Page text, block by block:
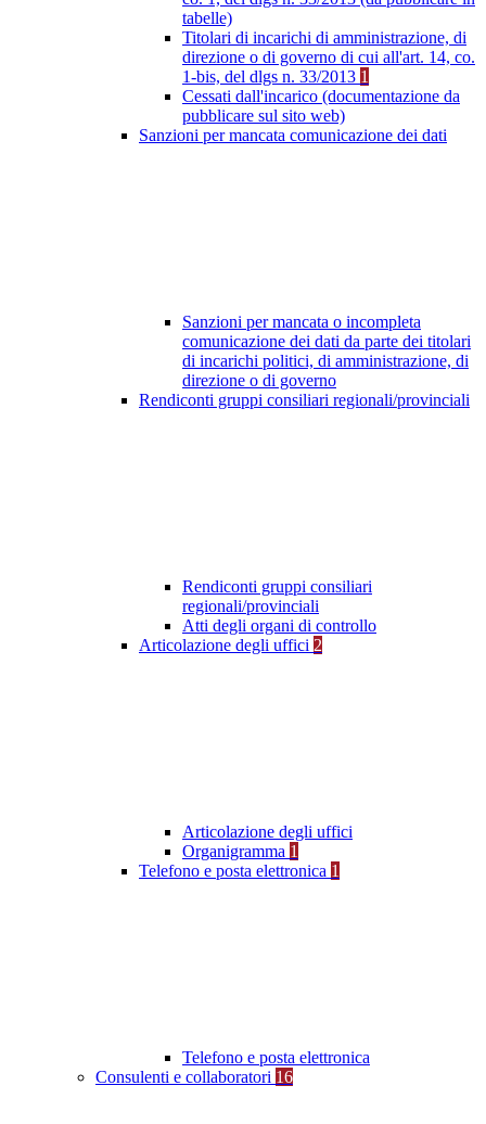
tabelle)
Titolari di incarichi di amministrazione, di
direzione o di governo di cui all'art. 14, co.
1-bis, del dlgs n. 33/2013 1
Cessati dall'incarico (documentazione da
pubblicare sul sito web)
Sanzioni per mancata comunicazione dei dati
Sanzioni per mancata o incompleta
comunicazione dei dati da parte dei titolari
di incarichi politici, di amministrazione, di
direzione o di governo
Rendiconti gruppi consiliari regionali/provinciali
Rendiconti gruppi consiliari
regionali/provinciali
Atti degli organi di controllo
Articolazione degli uffici 2
Articolazione degli uffici
Organigramma 1
Telefono e posta elettronica 1
Telefono e posta elettronica
Consulenti e collaboratori 16